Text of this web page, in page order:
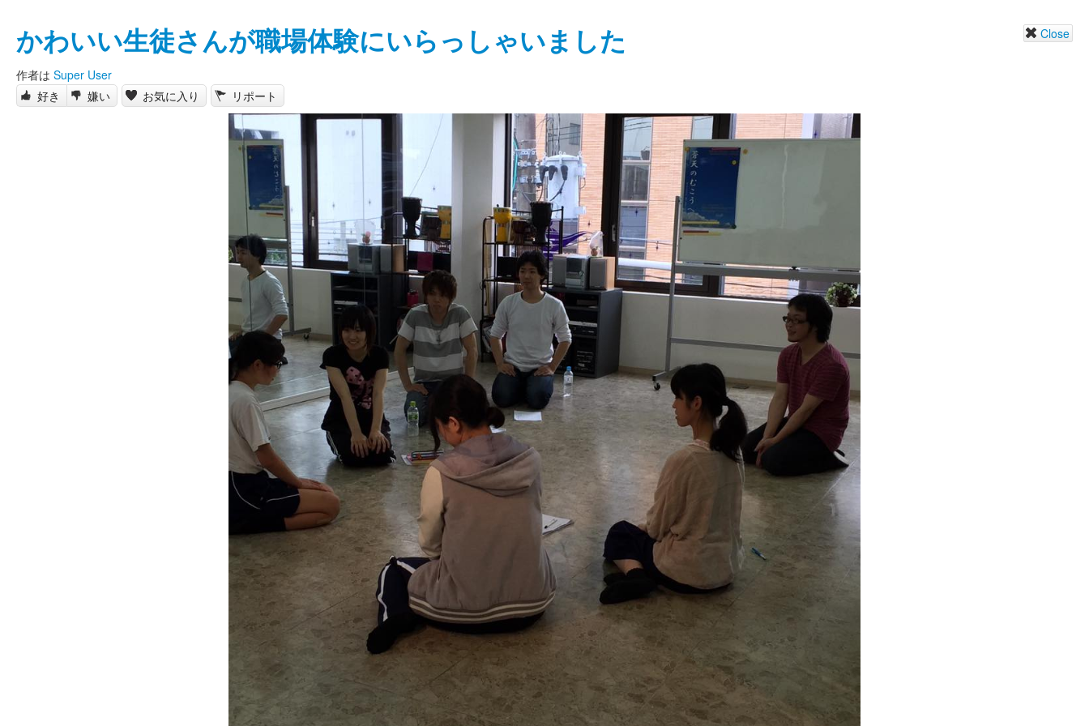
Close
かわいい生徒さんが職場体験にいらっしゃいました
作者は Super User
好き
嫌い お気に入り リポート